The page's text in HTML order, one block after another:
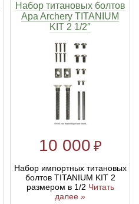
Набор титановых болтов
Apa Archery TITANIUM
KIT 2 1/2″
10 000 ₽
Набор импортных титановых
болтов TITANIUM KIT 2
размером в 1/2 Читать
далее »